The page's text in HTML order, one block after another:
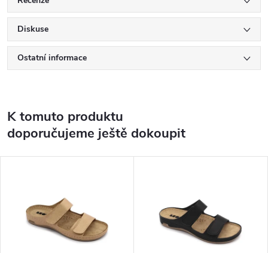
Diskuse
Ostatní informace
K tomuto produktu
doporučujeme ještě dokoupit